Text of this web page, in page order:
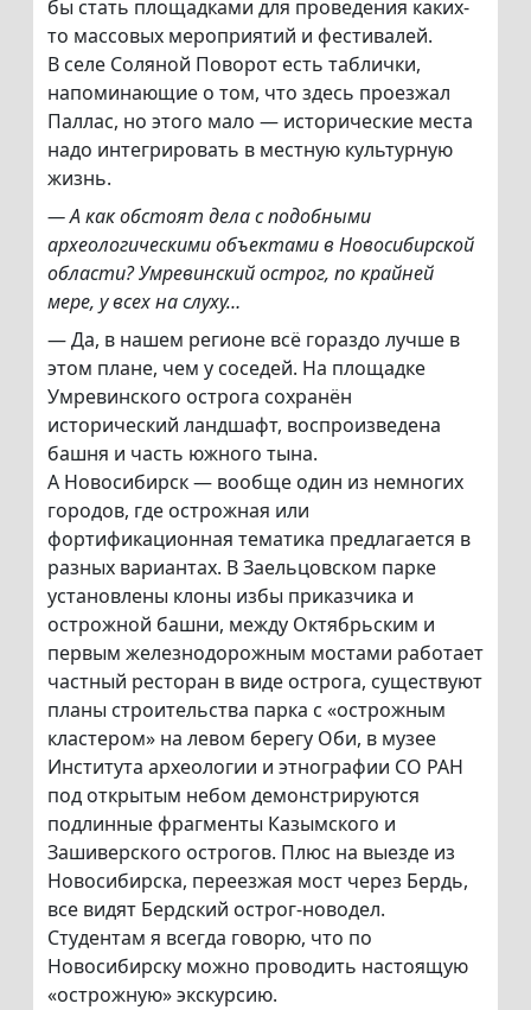
бы стать площадками для проведения каких-
то массовых мероприятий и фестивалей.
В селе Соляной Поворот есть таблички,
напоминающие о том, что здесь проезжал
Паллас, но этого мало — исторические места
надо интегрировать в местную культурную
жизнь.
— А как обстоят дела с подобными
археологическими объектами в Новосибирской
области? Умревинский острог, по крайней
мере, у всех на слуху…
— Да, в нашем регионе всё гораздо лучше в
этом плане, чем у соседей. На площадке
Умревинского острога сохранён
исторический ландшафт, воспроизведена
башня и часть южного тына.
А Новосибирск — вообще один из немногих
городов, где острожная или
фортификационная тематика предлагается в
разных вариантах. В Заельцовском парке
установлены клоны избы приказчика и
острожной башни, между Октябрьским и
первым железнодорожным мостами работает
частный ресторан в виде острога, существуют
планы строительства парка с «острожным
кластером» на левом берегу Оби, в музее
Института археологии и этнографии СО РАН
под открытым небом демонстрируются
подлинные фрагменты Казымского и
Зашиверского острогов. Плюс на выезде из
Новосибирска, переезжая мост через Бердь,
все видят Бердский острог-новодел.
Студентам я всегда говорю, что по
Новосибирску можно проводить настоящую
«острожную» экскурсию.